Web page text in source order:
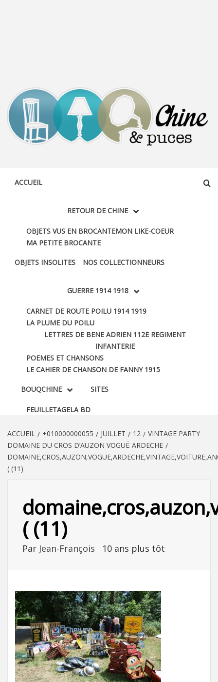
ACCUEIL
RETOUR DE CHINE
OBJETS VUS EN BROCANTEMON LIKE-COEUR
MA PETITE BROCANTE
OBJETS INSOLITES NOS COLLECTIONNEURS
GUERRE 1914 1918
CARNET DE ROUTE POILU 1914 1919
LA PLUME DU POILU
LETTRES DE BENE ADRIEN 112E REGIMENT
INFANTERIE
POEMES ET CHANSONS
LE CAHIER DE CHANSON DE FANNY 1915
BOUQCHINE
FEUILLETAGELA BD
SITES
ACCUEIL +010000000055 JUILLET 12
VINTAGE PARTY
DOMAINE DU CROS D’AUZON VOGUË ARDECHE
( (11)
( (11)
Par Jean-François 10 ans plus tôt